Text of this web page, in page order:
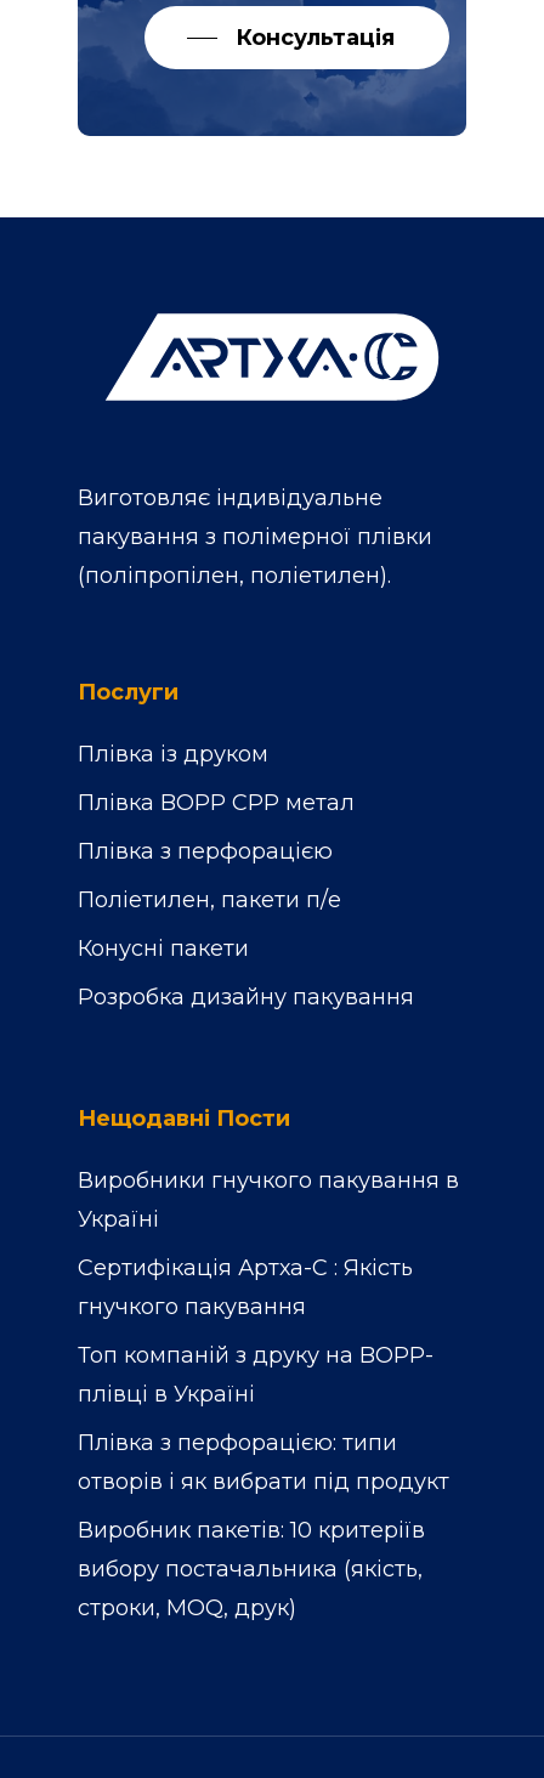
Консультація
Виготовляє індивідуальне
пакування з полімерної плівки
(поліпропілен, поліетилен).
Послуги
Плівка із друком
Плівка BOPP CPP метал
Плівка з перфорацією
Поліетилен, пакети п/е
Конусні пакети
Розробка дизайну пакування
Нещодавні Пости
Виробники гнучкого пакування в
Україні
Сертифікація Артха-С : Якість
гнучкого пакування
Топ компаній з друку на BOPP-
плівці в Україні
Плівка з перфорацією: типи
отворів і як вибрати під продукт
Виробник пакетів: 10 критеріїв
вибору постачальника (якість,
строки, MOQ, друк)